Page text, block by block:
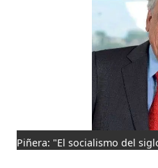
Piñera: "El socialismo del